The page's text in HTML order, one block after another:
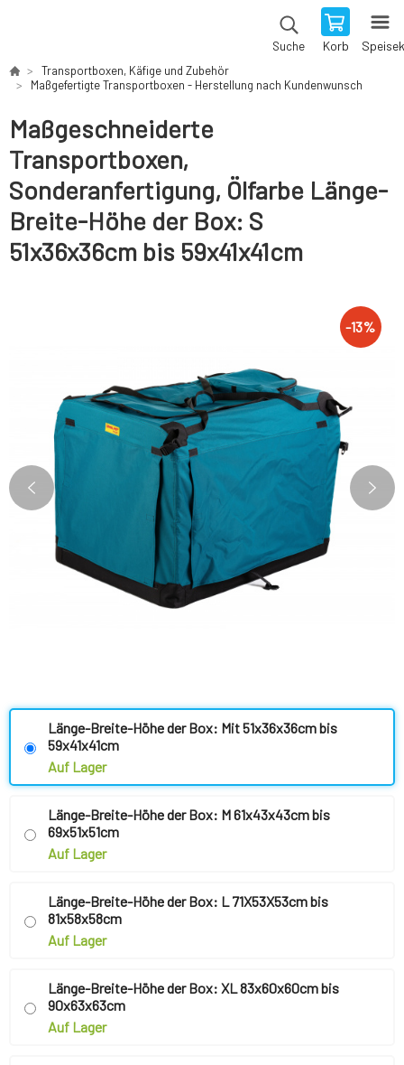
Suche Korb
Transportboxen, Käfige und Zubehör
Maßgefertigte Transportboxen - Herstellung nach Kundenwunsch
Maßgeschneiderte
Transportboxen,
Sonderanfertigung, Ölfarbe Länge-
Breite-Höhe der Box: S
51x36x36cm bis 59x41x41cm
-13%
Länge-Breite-Höhe der Box: Mit 51x36x36cm bis
59x41x41cm
Auf Lager
Länge-Breite-Höhe der Box: M 61x43x43cm bis
69x51x51cm
Auf Lager
Länge-Breite-Höhe der Box: L 71X53X53cm bis
81x58x58cm
Auf Lager
Länge-Breite-Höhe der Box: XL 83x60x60cm bis
90x63x63cm
Auf Lager